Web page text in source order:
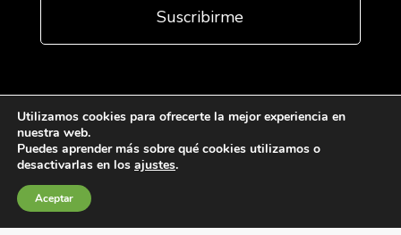
Utilizamos cookies para ofrecerte la mejor experiencia en
nuestra web.
Puedes aprender más sobre qué cookies utilizamos o
desactivarlas en los ajustes.
Aceptar